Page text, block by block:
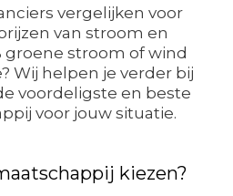
vergelijken voor
van stroom en
groene stroom of wind
Wij helpen je verder bij
voordeligste en beste
voor jouw situatie.
kiezen?